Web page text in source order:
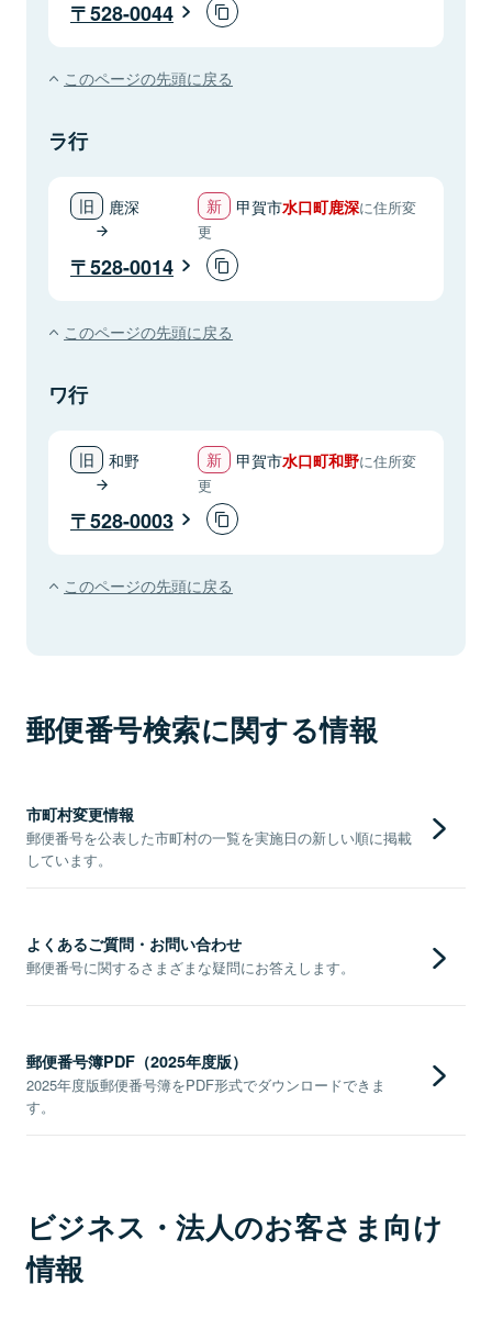
528-0044
このページの先頭に戻る
ラ行
鹿深 甲賀市水口町鹿深に住所変
更
528-0014
このページの先頭に戻る
ワ行
和野 甲賀市水口町和野に住所変
更
528-0003
このページの先頭に戻る
郵便番号検索に関する情報
市町村変更情報
郵便番号を公表した市町村の一覧を実施日の新しい順に掲載
しています。
よくあるご質問・お問い合わせ
郵便番号に関するさまざまな疑問にお答えします。
郵便番号簿PDF（2025年度版）
2025年度版郵便番号簿をPDF形式でダウンロードできま
す。
ビジネス・法人のお客さま向け
情報